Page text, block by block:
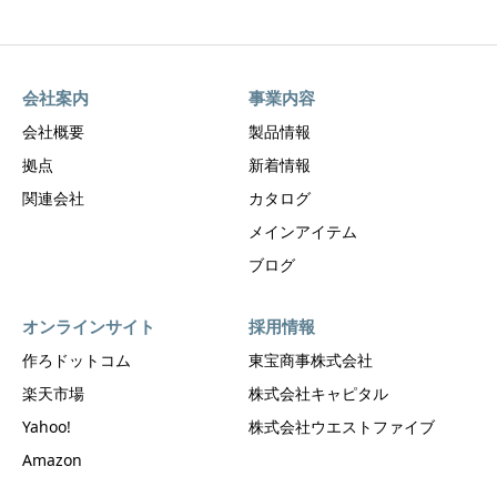
会社案内
会社概要
拠点
関連会社
事業内容
製品情報
新着情報
カタログ
メインアイテム
ブログ
オンラインサイト
作ろドットコム
楽天市場
Yahoo!
Amazon
採用情報
東宝商事株式会社
株式会社キャピタル
株式会社ウエストファイブ